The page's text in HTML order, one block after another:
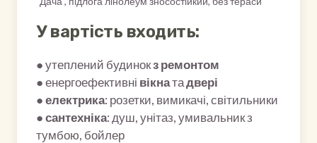
У вартість входить:
● утеплений будинокз ремонтом
● енергоефективні вікнатадвері
●електрика: розетки, вимикачі, світильники
●сантехніка: душ, унітаз, умивальник з
тумбою, бойлер